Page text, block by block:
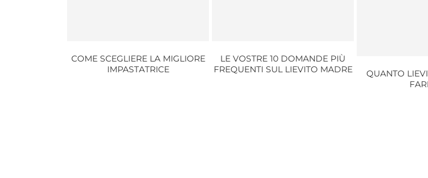
COME SCEGLIERE LA MIGLIORE
IMPASTATRICE
LE VOSTRE 10 DOMANDE PIÙ
FREQUENTI SUL LIEVITO MADRE
QUANTO